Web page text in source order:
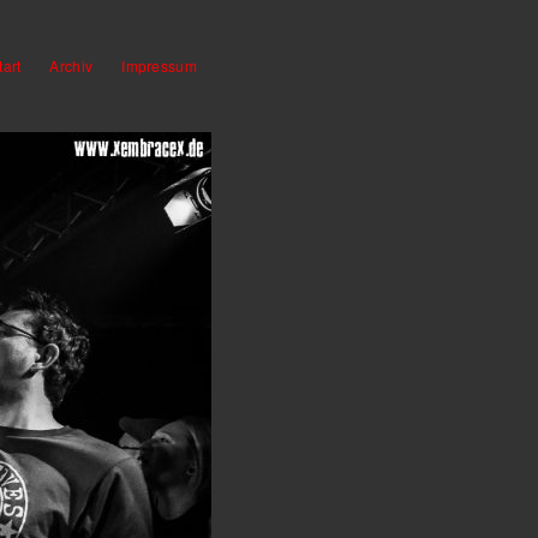
Archiv Impressum